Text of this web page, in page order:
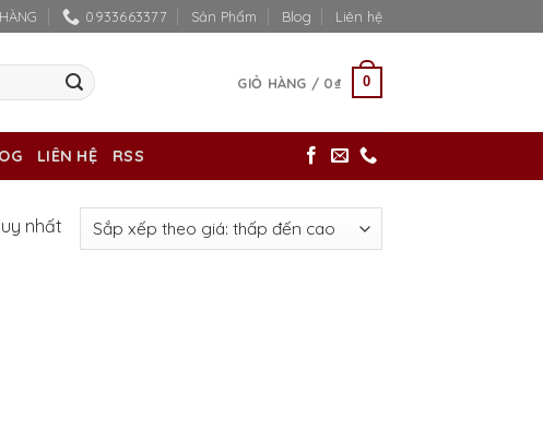
0933663377 Sản Phẩm Blog Liên hệ
GIỎ HÀNG / 0₫ 0
LIÊN HỆ RSS
nhất